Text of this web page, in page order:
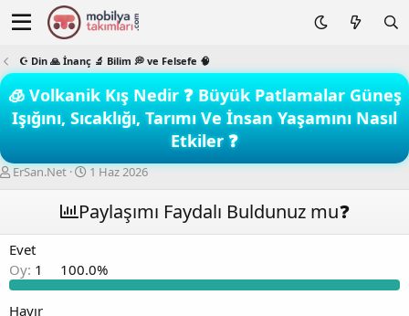
☪️ Din 🙏 İnanç 🔬 Bilim 💭 ve Felsefe 🧠
🧊 Volkanik Kış Nedir ❓ Büyük Patlamalar Güneş
Işığını, Sıcaklığı, Tarımı Ve İnsan Yaşamını Nasıl
Etkiler ❓
K
o
u
y
u
ErSan.Net
B
a
l
a
g
1 Haz 2026
Paylaşımı Faydalı Buldunuz mu❓
Evet
Oy: 1 100.0%
Hayır